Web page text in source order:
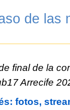
de las
final de la
Arrecife
fotos,